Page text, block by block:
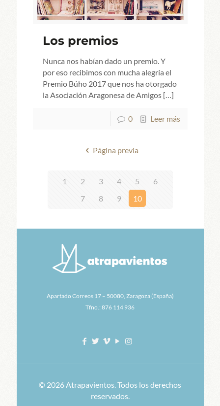
Los premios
Nunca nos habían dado un premio. Y
por eso recibimos con mucha alegría el
Premio Búho 2017 que nos ha otorgado
la Asociación Aragonesa de Amigos[…]
0 Leer más
Página previa
1 2 3 4 5
6
7
8 9 10
Apartado Correos 17 – 50080, Zaragoza (España)
Tfno.: 876 114 936
© 2026 Atrapavientos. Todos los derechos
reservados.